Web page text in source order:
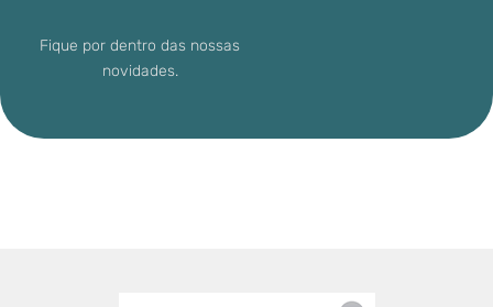
Fique por dentro das nossas
novidades.